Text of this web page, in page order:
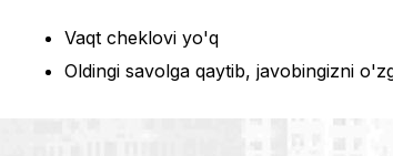
Vaqt cheklovi yo'q
Oldingi savolga qaytib, javobingizni